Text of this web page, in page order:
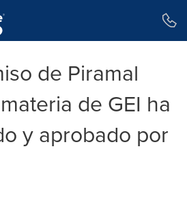
de Piramal
de GEI ha
y aprobado por